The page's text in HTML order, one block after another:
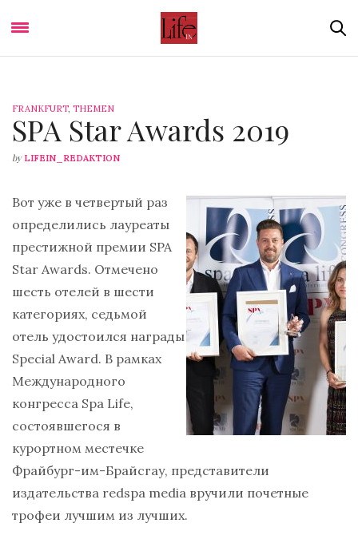
FRANKFURT, THEMEN
SPA Star Awards 2019
by LIFEIN_REDAKTION
Вот уже в четвертый раз
определились лауреаты
престижной премии SPA
Star Awards. Отмечено
шесть отелей в шести
категориях, седьмой
отель удостоился награды
Special Award. В рамках
Международного
конгресса Spa Life,
состоявшегося в
курортном местечке
Фрайбург-им-Брайсгау, представители
издательства redspa media вручили почетные
трофеи лучшим из лучших.